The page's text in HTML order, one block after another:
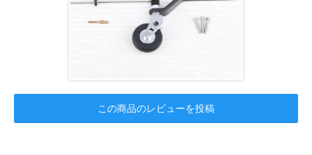
この商品のレビューを投稿